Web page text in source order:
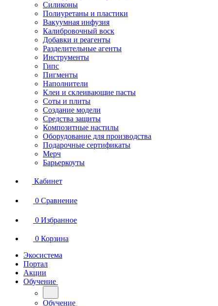
Силиконы
Полиуретаны и пластики
Вакуумная инфузия
Калибровочный воск
Добавки и реагенты
Разделительные агенты
Инструменты
Гипс
Пигменты
Наполнители
Клеи и склеивающие пасты
Соты и плиты
Создание модели
Средства защиты
Композитные настилы
Оборудование для производства
Подарочные сертификаты
Мерч
Барьеркоуты
Кабинет
0 Сравнение
0 Избранное
0 Корзина
Экосистема
Портал
Акции
Обучение
Обучение